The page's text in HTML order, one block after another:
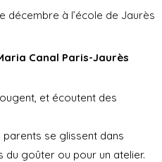
décembre à l’école de Jaurès
Canal Paris-Jaurès
et écoutent des
parents se glissent dans
du goûter ou pour un atelier.